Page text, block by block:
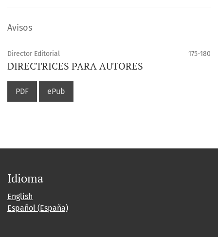
Avisos
Director Editorial 175-180
DIRECTRICES PARA AUTORES
PDF ePub
Idioma
English
Español (España)